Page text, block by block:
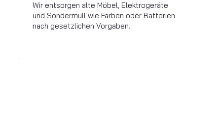
Wir entsorgen alte Möbel, Elektrogeräte
und Sondermüll wie Farben oder Batterien
nach gesetzlichen Vorgaben.